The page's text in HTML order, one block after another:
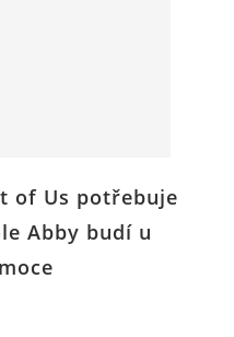
of Us potřebuje
Abby budí u